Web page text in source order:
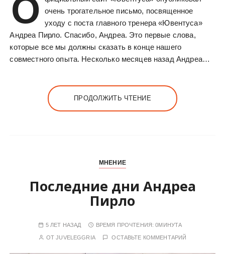
О
очень трогательное письмо, посвященное
уходу с поста главного тренера «Ювентуса»
Андреа Пирло. Спасибо, Андреа. Это первые слова,
которые все мы должны сказать в конце нашего
совместного опыта. Несколько месяцев назад Андреа…
ПРОДОЛЖИТЬ ЧТЕНИЕ
МНЕНИЕ
Последние дни Андреа
Пирло
5 ЛЕТ НАЗАД ВРЕМЯ ПРОЧТЕНИЯ:0МИНУТА
ОТJUVELEGGRIA ОСТАВЬТЕ КОММЕНТАРИЙ